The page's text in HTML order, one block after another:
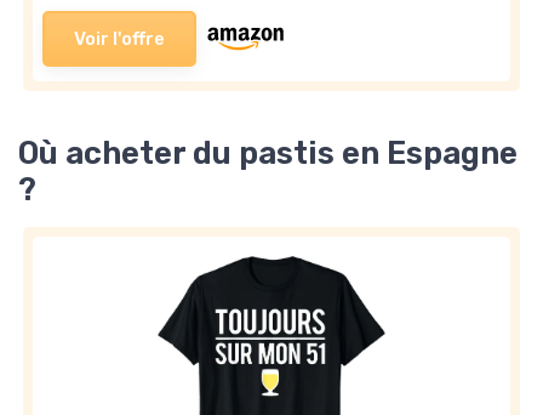
Voir l'offre
Où acheter du pastis en Espagne
?